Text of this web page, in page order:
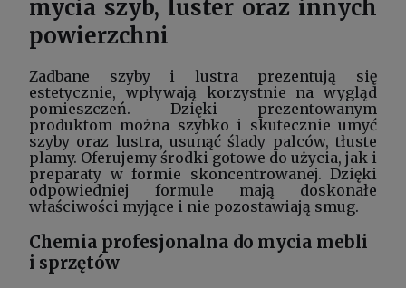
mycia szyb, luster oraz innych
powierzchni
Zadbane szyby i lustra prezentują się
estetycznie, wpływają korzystnie na wygląd
pomieszczeń. Dzięki prezentowanym
produktom można szybko i skutecznie umyć
szyby oraz lustra, usunąć ślady palców, tłuste
plamy. Oferujemy środki gotowe do użycia, jak i
preparaty w formie skoncentrowanej. Dzięki
odpowiedniej formule mają doskonałe
właściwości myjące i nie pozostawiają smug.
Chemia profesjonalna do mycia mebli
i sprzętów